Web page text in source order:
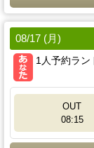
08/17 (月)
1人予約ラ
OUT
08:15